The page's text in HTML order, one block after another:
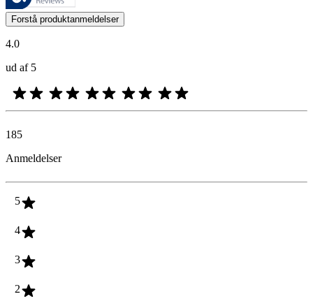
Kundernes meninger i form af produkt- og stjernevurderinger er
Forstå produktanmeldelser
4.0
ud af 5
185
Anmeldelser
5
4
3
2